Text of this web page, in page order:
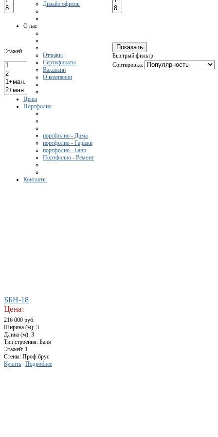
Дизайн офисов
О нас
Отзывы
Сертификаты
Вакансии
О компании
Цены
Портфолио
портфолио - Дома
портфолио - Гаражи
портфолио - Бани
Портфолио - Ремонт
Контакты
Этажей
Быстрый фильтр:
Сортировка:
ББН-18
Цена:
216 000 руб.
Ширина (м): 3
Длина (м): 3
Тип строения: Баня
Этажей: 1
Стены: Проф.брус
Купить
Подробнее